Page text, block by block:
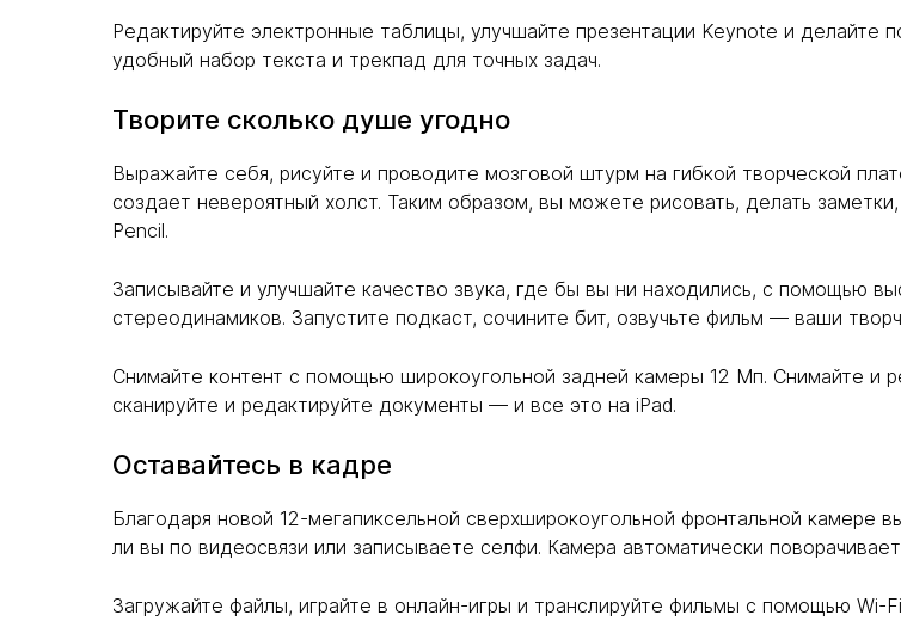
Редактируйте электронные таблицы, улучшайте презентации Keynote и делайте
удобный набор текста и трекпад для точных задач.
Творите сколько душе угодно
Выражайте себя, рисуйте и проводите мозговой штурм на гибкой творческой
создает невероятный холст. Таким образом, вы можете рисовать, делать
Pencil.
Записывайте и улучшайте качество звука, где бы вы ни находились, с помощью
стереодинамиков. Запустите подкаст, сочините бит, озвучьте фильм — ваши
Снимайте контент с помощью широкоугольной задней камеры 12 Мп. Снимайте и
сканируйте и редактируйте документы — и все это на iPad.
Оставайтесь в кадре
Благодаря новой 12-мегапиксельной сверхширокоугольной фронтальной камере
ли вы по видеосвязи или записываете селфи. Камера автоматически
Загружайте файлы, играйте в онлайн-игры и транслируйте фильмы с помощью